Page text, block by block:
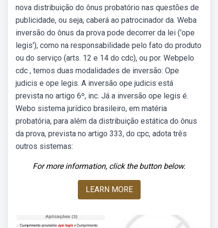
nova distribuição do ônus probatório nas questões de
publicidade, ou seja, caberá ao patrocinador da. Weba
inversão do ônus da prova pode decorrer da lei ('ope
legis'), como na responsabilidade pelo fato do produto
ou do serviço (arts. 12 e 14 do cdc), ou por. Webpelo
cdc , temos duas modalidades de inversão: Ope
judicis e ope legis. A inversão ope judicis está
prevista no artigo 6º, inc. Já a inversão ope legis é.
Webo sistema jurídico brasileiro, em matéria
probatória, para além da distribuição estática do ônus
da prova, prevista no artigo 333, do cpc, adota três
outros sistemas:
For more information, click the button below.
LEARN MORE